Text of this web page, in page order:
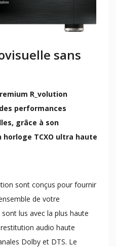
sans
R_volution
performances
grâce à son
TCXO ultra haute
sont conçus pour fournir
de votre
lus avec la plus haute
audio haute
Dolby et DTS. Le